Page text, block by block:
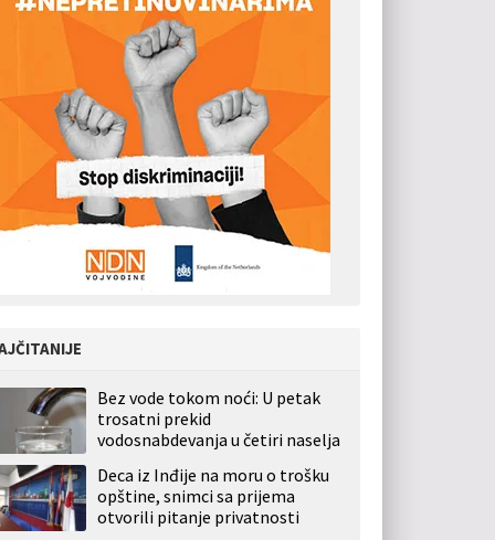
Bez vode tokom noći: U petak
trosatni prekid
vodosnabdevanja u četiri naselja
Deca iz Inđije na moru o trošku
opštine, snimci sa prijema
otvorili pitanje privatnosti